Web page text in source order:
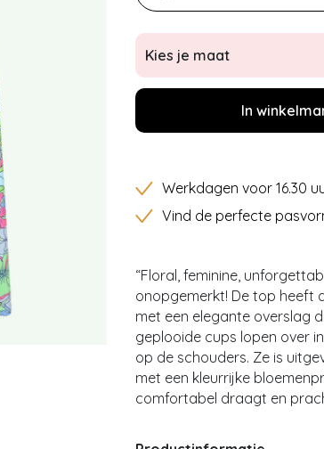
Kies je maat
In
Werkdagen voor 16.30
Vind de perfecte
“Floral, feminine,
onopgemerkt! De top heeft
met een elegante overslag
geplooide cups lopen over
op de schouders. Ze is
met een kleurrijke
comfortabel draagt en